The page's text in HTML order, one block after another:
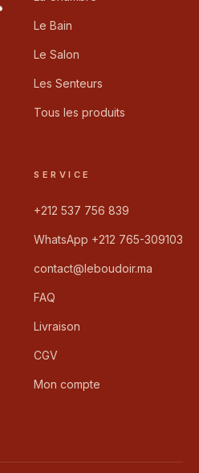
Le Bain
Le Salon
Les Senteurs
Tous les produits
SERVICE
+212 537 756 839
WhatsApp +212 765-309103
contact@leboudoir.ma
FAQ
Livraison
CGV
Mon compte